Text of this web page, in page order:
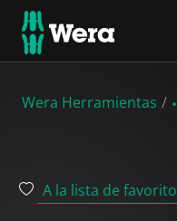
Wera Herramientas
A la lista de